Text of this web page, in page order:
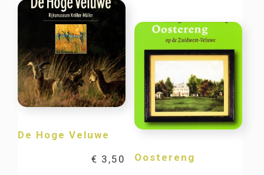
De Hoge Veluwe
€ 3,50 Oostereng